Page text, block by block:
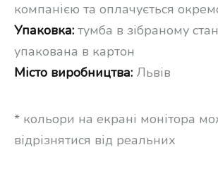
компанією та оплачується
Упаковка: тумба в зібраному
упакована в картон
Місто виробництва: Львів
* кольори на екрані монітора
відрізнятися від реальних